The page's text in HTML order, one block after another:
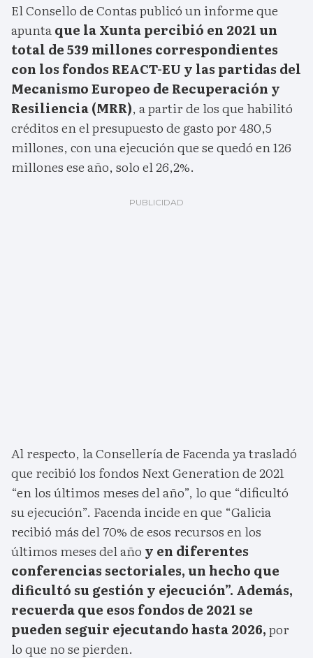
El Consello de Contas publicó un informe que
apuntaque la Xunta percibió en 2021 un
total de 539 millones correspondientes
con los fondos REACT-EU y las partidas del
Mecanismo Europeo de Recuperación y
Resiliencia (MRR), a partir de los que habilitó
créditos en el presupuesto de gasto por 480,5
millones, con una ejecución que se quedó en 126
millones ese año, solo el 26,2%.
Al respecto, la Consellería de Facenda ya trasladó
que recibió los fondos Next Generation de 2021
“en los últimos meses del año”, lo que “dificultó
su ejecución”. Facenda incide en que “Galicia
recibió más del 70% de esos recursos en los
últimos meses del año y en diferentes
conferencias sectoriales, un hecho que
dificultó su gestión y ejecución”. Además,
recuerda que esos fondos de 2021 se
pueden seguir ejecutando hasta 2026,por
lo que no se pierden.